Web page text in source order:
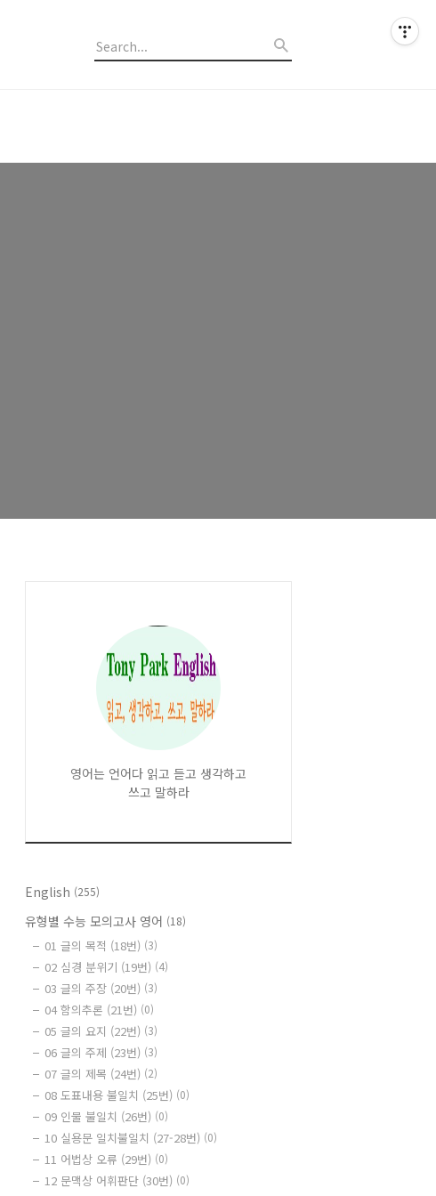
영어는 언어다 읽고 듣고 생각하고
쓰고 말하라
English (255)
유형별 수능 모의고사 영어 (18)
01 글의 목적 (18번) (3)
02 심경 분위기 (19번) (4)
03 글의 주장 (20번) (3)
04 함의추론 (21번) (0)
05 글의 요지 (22번) (3)
06 글의 주제 (23번) (3)
07 글의 제목 (24번) (2)
08 도표내용 불일치 (25번) (0)
09 인물 불일치 (26번) (0)
10 실용문 일치불일치 (27-28번) (0)
11 어법상 오류 (29번) (0)
12 문맥상 어휘판단 (30번) (0)